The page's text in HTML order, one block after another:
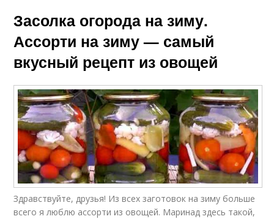
Засолка огорода на зиму.
Ассорти на зиму — самый
вкусный рецепт из овощей
Здравствуйте, друзья! Из всех заготовок на зиму больше
всего я люблю ассорти из овощей. Маринад здесь такой,